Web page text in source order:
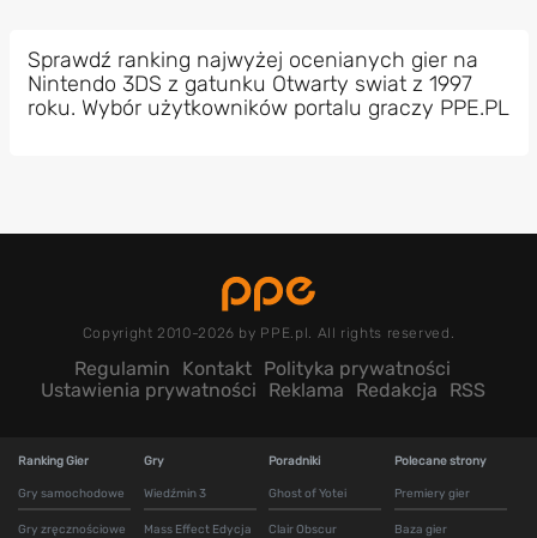
Sprawdź ranking najwyżej ocenianych gier na
Nintendo 3DS z gatunku Otwarty swiat z 1997
roku. Wybór użytkowników portalu graczy PPE.PL
Copyright 2010-2026 by PPE.pl. All rights reserved.
Regulamin Kontakt Polityka prywatności
Ustawienia prywatności
Reklama Redakcja RSS
Ranking Gier
Gry samochodowe
Gry zręcznościowe
Gry
Wiedźmin 3
Mass Effect Edycja
Poradniki
Ghost of Yotei
Clair Obscur
Polecane strony
Premiery gier
Baza gier